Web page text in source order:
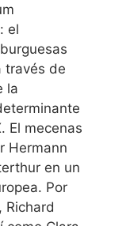
el
través de
la
El mecenas
Hermann
en un
Por
Richard